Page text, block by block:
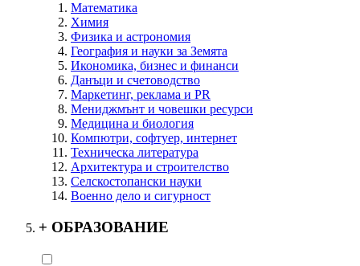
Математика
Химия
Физика и астрономия
География и науки за Земята
Икономика, бизнес и финанси
Данъци и счетоводство
Маркетинг, реклама и PR
Мениджмънт и човешки ресурси
Медицина и биология
Компютри, софтуер, интернет
Техническа литература
Архитектура и строителство
Селскостопански науки
Военно дело и сигурност
+ ОБРАЗОВАНИЕ